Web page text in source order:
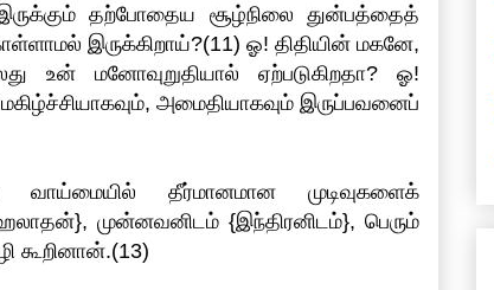
தற்போதைய சூழ்நிலை துன்பத்தைத்
இருக்கிறாய்?(11) ஓ! திதியின் மகனே,
உன் மனோவுறுதியால் ஏற்படுகிறதா? ஓ!
அமைதியாகவும் இருப்பவனைப்
வாய்மையில் தீர்மானமான முடிவுகளைக்
முன்னவனிடம் {இந்திரனிடம்}, பெரும்
கூறினான்.(13)